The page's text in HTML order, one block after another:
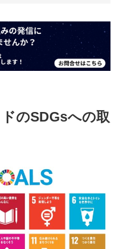
のSDGsへの取